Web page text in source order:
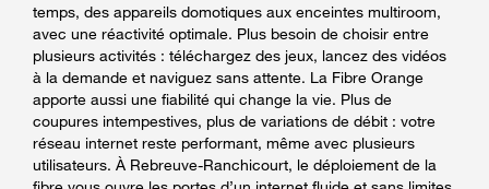
temps, des appareils domotiques aux enceintes multiroom,
avec une réactivité optimale. Plus besoin de choisir entre
plusieurs activités : téléchargez des jeux, lancez des vidéos
à la demande et naviguez sans attente. La Fibre Orange
apporte aussi une fiabilité qui change la vie. Plus de
coupures intempestives, plus de variations de débit : votre
réseau internet reste performant, même avec plusieurs
utilisateurs. À Rebreuve-Ranchicourt, le déploiement de la